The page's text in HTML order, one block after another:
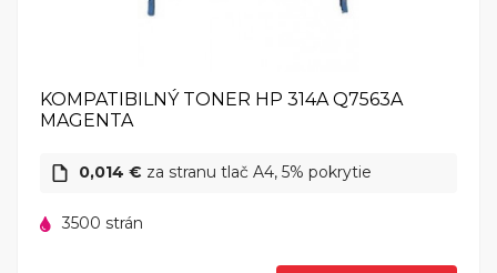
KOMPATIBILNÝ TONER HP 314A Q7563A
MAGENTA
0,014 € za stranu tlač A4, 5% pokrytie
3500 strán